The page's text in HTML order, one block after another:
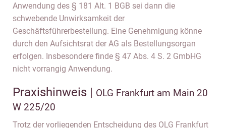
Anwendung des § 181 Alt. 1 BGB sei dann die
schwebende Unwirksamkeit der
Geschäftsführerbestellung. Eine Genehmigung könne
durch den Aufsichtsrat der AG als Bestellungsorgan
erfolgen. Insbesondere finde § 47 Abs. 4 S. 2 GmbHG
nicht vorrangig Anwendung.
Praxishinweis | OLG Frankfurt am Main 20
W 225/20
Trotz der vorliegenden Entscheidung des OLG Frankfurt